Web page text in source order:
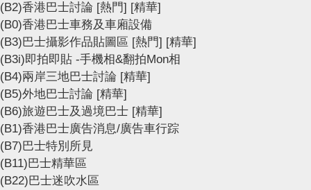
(B2)香港巴士討論 [熱門] [精華]
(B0)香港巴士車務及車廂設備
(B3)巴士攝影作品貼圖區 [熱門] [精華]
(B3i)即拍即貼 -手機相&翻拍Mon相
(B4)兩岸三地巴士討論 [精華]
(B5)外地巴士討論 [精華]
(B6)旅遊巴士及過境巴士 [精華]
(B1)香港巴士廣告消息/廣告車行踪
(B7)巴士特別所見
(B11)巴士精華區
(B22)巴士迷吹水區